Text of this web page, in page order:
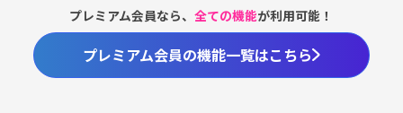
プレミアム会員なら、全ての機能が利用可能！
プレミアム会員の機能一覧はこちら